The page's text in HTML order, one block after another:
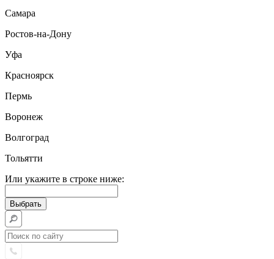
Самара
Ростов-на-Дону
Уфа
Красноярск
Пермь
Воронеж
Волгоград
Тольятти
Или укажите в строке ниже: